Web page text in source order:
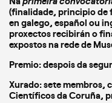
(finalidade, principio de
en galego, español ou
proxectos recibirán o
expostos na rede de
Premio: despois da
Xurado: sete membros,
Científicos da Coruña,